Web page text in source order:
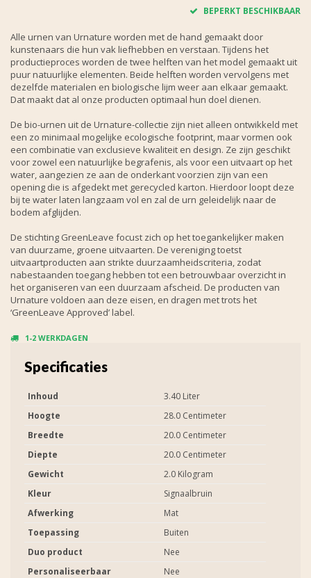
BEPERKT BESCHIKBAAR
Alle urnen van Urnature worden met de hand gemaakt door
kunstenaars die hun vak liefhebben en verstaan. Tijdens het
productieproces worden de twee helften van het model gemaakt uit
puur natuurlijke elementen. Beide helften worden vervolgens met
dezelfde materialen en biologische lijm weer aan elkaar gemaakt.
Dat maakt dat al onze producten optimaal hun doel dienen.
De bio-urnen uit de Urnature-collectie zijn niet alleen ontwikkeld met
een zo minimaal mogelijke ecologische footprint, maar vormen ook
een combinatie van exclusieve kwaliteit en design. Ze zijn geschikt
voor zowel een natuurlijke begrafenis, als voor een uitvaart op het
water, aangezien ze aan de onderkant voorzien zijn van een
opening die is afgedekt met gerecycled karton. Hierdoor loopt deze
bij te water laten langzaam vol en zal de urn geleidelijk naar de
bodem afglijden.
De stichting GreenLeave focust zich op het toegankelijker maken
van duurzame, groene uitvaarten. De vereniging toetst
uitvaartproducten aan strikte duurzaamheidscriteria, zodat
nabestaanden toegang hebben tot een betrouwbaar overzicht in
het organiseren van een duurzaam afscheid. De producten van
Urnature voldoen aan deze eisen, en dragen met trots het
‘GreenLeave Approved’ label.
1-2 WERKDAGEN
Specificaties
Inhoud
3.40 Liter
Hoogte
28.0 Centimeter
Breedte
20.0 Centimeter
Diepte
20.0 Centimeter
Gewicht
2.0 Kilogram
Kleur
Signaalbruin
Afwerking
Mat
Toepassing
Buiten
Duo product
Nee
Personaliseerbaar
Nee